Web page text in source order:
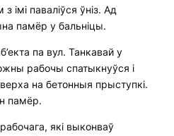
імі паваліўся ўніз. Ад
памёр у бальніцы.
па вул. Танкавай у
рабочы спатыкнуўся і
на бетонныя прыступкі.
памёр.
які выконваў